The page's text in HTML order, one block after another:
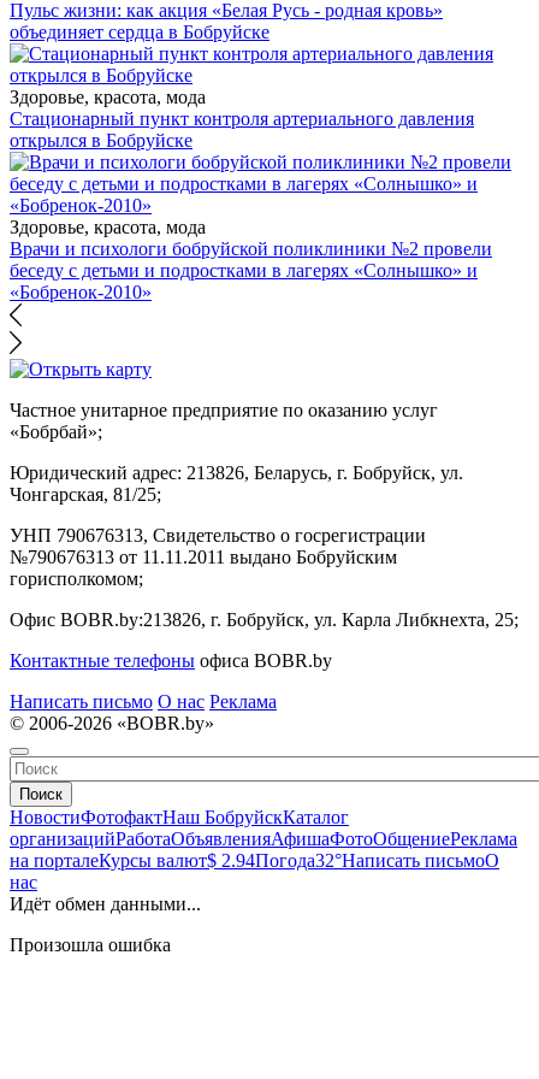
Пульс жизни: как акция «Белая Русь - родная кровь»
объединяет сердца в Бобруйске
Здоровье, красота, мода
Стационарный пункт контроля артериального давления
открылся в Бобруйске
Здоровье, красота, мода
Врачи и психологи бобруйской поликлиники №2 провели
беседу с детьми и подростками в лагерях «Солнышко» и
«Бобренок-2010»
Частное унитарное предприятие по оказанию услуг
«Бобрбай»;
Юридический адрес: 213826, Беларусь, г. Бобруйск, ул.
Чонгарская, 81/25;
УНП 790676313, Свидетельство о госрегистрации
№790676313 от 11.11.2011 выдано Бобруйским
горисполкомом;
Офис BOBR.by:213826, г. Бобруйск, ул. Карла Либкнехта, 25;
Контактные телефоны офиса BOBR.by
Написать письмо О нас Реклама
© 2006-2026 «BOBR.by»
Поиск
НовостиФотофактНаш БобруйскКаталог
организацийРаботаОбъявленияАфишаФотоОбщениеРеклама
на порталеКурсы валют$ 2.94Погода32°Написать письмоО
нас
Идёт обмен данными...
Произошла ошибка